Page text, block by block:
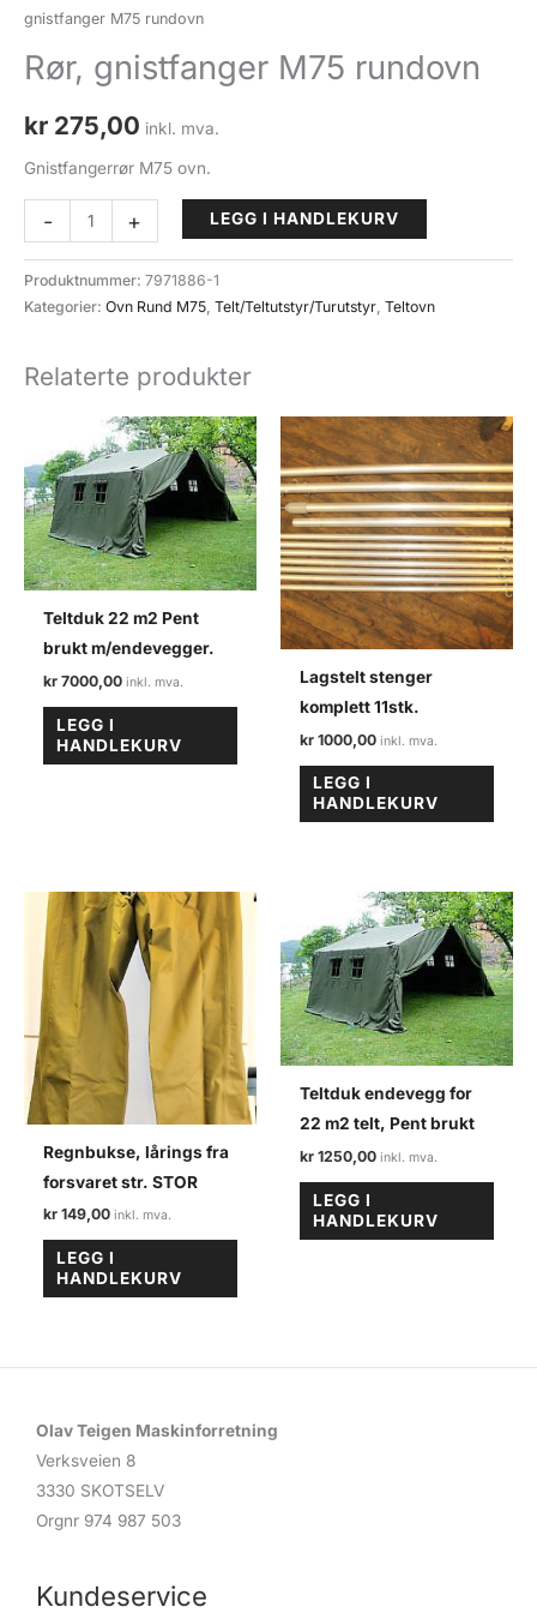
gnistfanger M75 rundovn
Rør, gnistfanger M75 rundovn
kr 275,00 inkl. mva.
Gnistfangerrør M75 ovn.
-
gnistfanger
M75
rundovn
+ LEGG I HANDLEKURV
Produktnummer: 7971886-1
Kategorier: Ovn Rund M75, Telt/Teltutstyr/Turutstyr, Teltovn
Relaterte produkter
Teltduk 22 m2 Pent
brukt m/endevegger.
kr 7000,00
LEGG I
HANDLEKURV
Lagstelt stenger
komplett 11stk.
kr 1000,00
LEGG I
HANDLEKURV
Regnbukse, lårings fra
forsvaret str. STOR
kr 149,00
LEGG I
HANDLEKURV
Teltduk endevegg for
22 m2 telt, Pent brukt
kr 1250,00
LEGG I
HANDLEKURV
Olav Teigen Maskinforretning
Verksveien 8
3330 SKOTSELV
Orgnr 974 987 503
Kundeservice